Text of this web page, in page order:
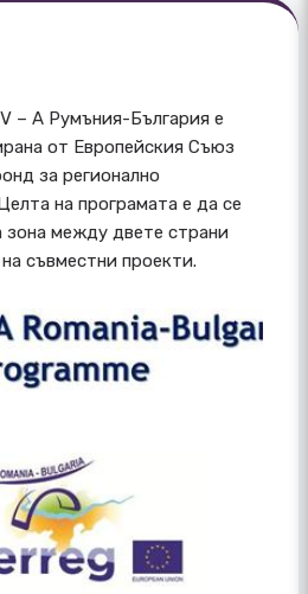
– A Румъния-България е
от Европейския Съюз
за регионално
на програмата е да се
зона между двете страни
съвместни проекти.